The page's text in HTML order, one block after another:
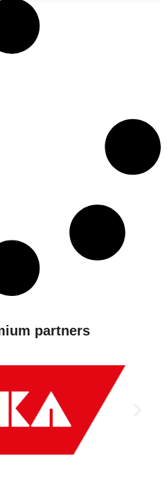
partners